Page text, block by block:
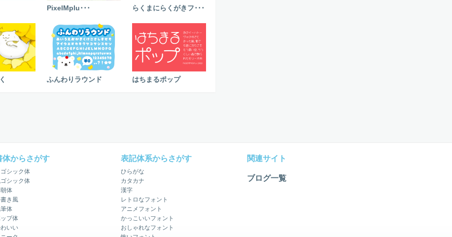
PixelMplu･･･ らくまにらくがきフ･･･
ふんわりラウンド はちまるポップ
体からさがす
シック体
シック体
体
き風
体
プ体
いい
表記体系からさがす
ひらがな
カタカナ
漢字
レトロなフォント
アニメフォント
かっこいいフォント
おしゃれなフォント
関連サイト
ブログ一覧